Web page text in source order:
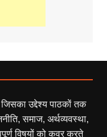
जिसका उद्देश्य पाठकों तक
समाज, अर्थव्यवस्था,
विषयों को कवर करते